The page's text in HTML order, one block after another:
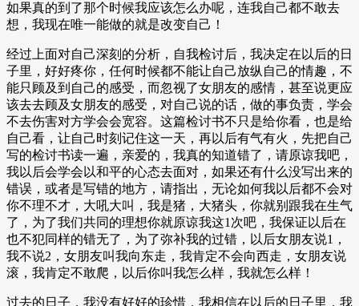
如果真的到了那个时候我应该怎么办呢，连我自己都不敢去
想，我现在唯一能做的就是改变自己！
经过上面对自己深刻的分析，自我检讨后，我决定在以后的日
子里，好好疼你，任何时候都不能让自己放纵自己的情趣，不
能只顾及到自己的感受，而忽视了女朋友的感情，甚至说更应
该去去顾及女朋友的感受，对自己说的话，做的事负责，学会
不去伤害对方学会会宽容。这篇检讨书不只是给你看，也是给
自己看，让自己时刻记住这一天，再以后有气有火，先把自己
写的检讨书读一遍，亲爱的，我真的知道错了，请原谅我吧，
我以后会学会以和平的心态去面对，如果还有什么没写出来的
错误，或者是写错的地方，请指出，无论如何我以后都不会对
你不理不才，大吼大叫，我是猪，大猪头，你就别跟我在生气
了，为了我们共同的理想你就原谅我这1次吧，我保证以后在
也不犯同样的错无了，为了弥补我的过错，以后女朋友说1，
我不说2，女朋友叫我向东走，我肯定不会向西走，女朋友说
滚，我肯定不敢爬，以后你叫我怎么样，我就怎么样！
过去的日子，我没有好好的珍惜，我相信在以后的日子里，我